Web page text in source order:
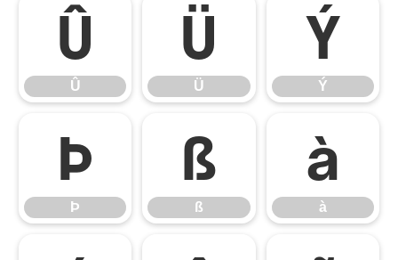
Û
Û
Ü
Ü
Ý
Ý
Þ
Þ
ß
ß
à
à